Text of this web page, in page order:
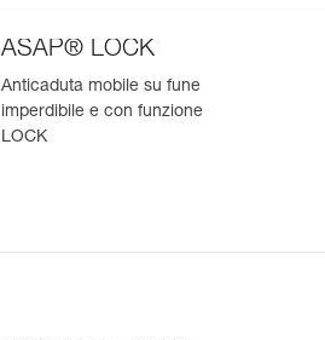
ASAP® LOCK
Anticaduta mobile su fune
imperdibile e con funzione
LOCK